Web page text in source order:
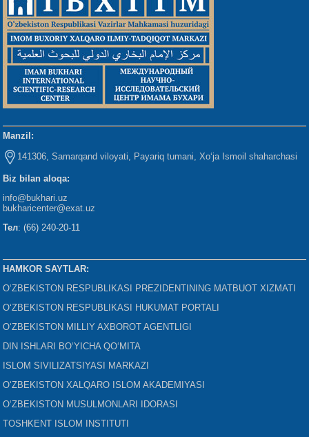
Manzil:
141306, Samarqand viloyati, Payariq tumani, Xo‘ja Ismoil shaharchasi
Biz bilan aloqa:
info@bukhari.uz
bukharicenter@exat.uz
Тел: (66) 240-20-11
HAMKOR SAYTLAR:
O‘ZBEKISTON RESPUBLIKASI PREZIDENTINING MATBUOT XIZMATI
O‘ZBEKISTON RESPUBLIKASI HUKUMAT PORTALI
O‘ZBEKISTON MILLIY AXBOROT AGENTLIGI
DIN ISHLARI BO‘YICHA QO‘MITA
ISLOM SIVILIZATSIYASI MARKAZI
O‘ZBEKISTON XALQARO ISLOM AKADEMIYASI
O‘ZBEKISTON MUSULMONLARI IDORASI
TOSHKENT ISLOM INSTITUTI